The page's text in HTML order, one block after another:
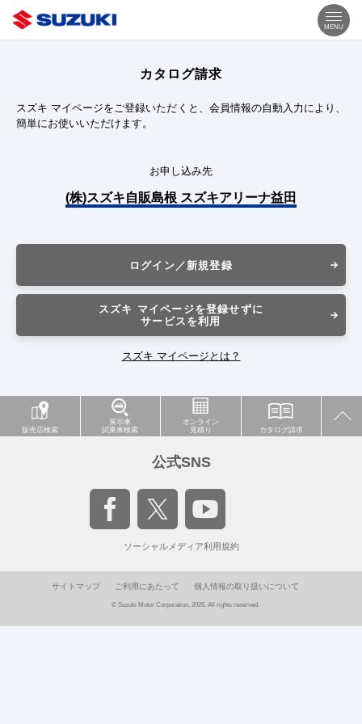
MENU
カタログ請求
スズキ マイページをご登録いただくと、会員情報の自動入力により、
簡単にお使いいただけます。
お申し込み先
(株)スズキ自販島根 スズキアリーナ益田
ログイン／新規登録
スズキ マイページを登録せずに
サービスを利用
スズキ マイページとは？
販売店検索
展示車
試乗車検索
オンライン
見積り
カタログ請求
公式SNS
ソーシャルメディア利用規約
サイトマップ ご利用にあたって 個人情報の取り扱いについて
© Suzuki Motor Corporation, 2026. All rights reserved.